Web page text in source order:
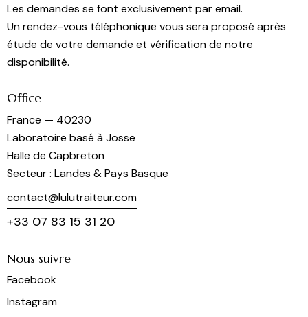
Les demandes se font exclusivement par email.
Un rendez-vous téléphonique vous sera proposé après
étude de votre demande et vérification de notre
disponibilité.
Office
France — 40230
Laboratoire basé à Josse
Halle de Capbreton
Secteur : Landes & Pays Basque
contact@lulutraiteur.com
+33 07 83 15 31 20
Nous suivre
Facebook
Instagram